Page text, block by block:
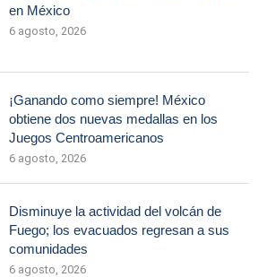
en México
6 agosto, 2026
¡Ganando como siempre! México
obtiene dos nuevas medallas en los
Juegos Centroamericanos
6 agosto, 2026
Disminuye la actividad del volcán de
Fuego; los evacuados regresan a sus
comunidades
6 agosto, 2026